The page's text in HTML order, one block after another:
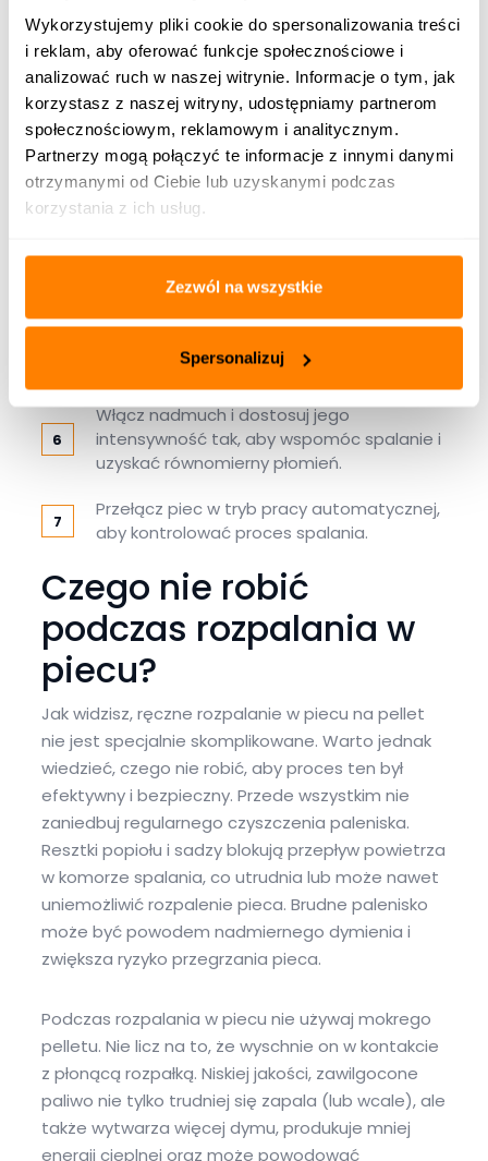
Wykorzystujemy pliki cookie do spersonalizowania treści
i reklam, aby oferować funkcje społecznościowe i
analizować ruch w naszej witrynie. Informacje o tym, jak
korzystasz z naszej witryny, udostępniamy partnerom
społecznościowym, reklamowym i analitycznym.
Partnerzy mogą połączyć te informacje z innymi danymi
otrzymanymi od Ciebie lub uzyskanymi podczas
korzystania z ich usług.
Zezwól na wszystkie
Spersonalizuj
Przestaw piec w tryb pracy manualnej.
Sprawdź stan pieca, a zwłaszcza paleniska.
Usuń z niego zanieczyszczenia, popiół i
sadzę. Upewnij się, że w podajniku znajduje
się odpowiednia ilość pelletu.
Wsyp do paleniska niewielką ilość suchego,
dobrej jakości pelletu.
Na pellecie umieść niewielką ilość
odpowiedniej rozpałki, a następnie podpal
ją zapalniczką lub zapałkami.
trochę pelletu.
Włącz nadmuch i dostosuj jego
intensywność tak, aby wspomóc spalanie i
uzyskać równomierny płomień.
Przełącz piec w tryb pracy automatycznej,
aby kontrolować proces spalania.
Czego nie robić
podczas rozpalania w
piecu?
Jak widzisz, ręczne rozpalanie w piecu na pellet
nie jest specjalnie skomplikowane. Warto jednak
wiedzieć, czego nie robić, aby proces ten był
efektywny i bezpieczny. Przede wszystkim nie
zaniedbuj regularnego czyszczenia paleniska.
Resztki popiołu i sadzy blokują przepływ powietrza
w komorze spalania, co utrudnia lub może nawet
uniemożliwić rozpalenie pieca. Brudne palenisko
może być powodem nadmiernego dymienia i
zwiększa ryzyko przegrzania pieca.
Podczas rozpalania w piecu nie używaj mokrego
pelletu. Nie licz na to, że wyschnie on w kontakcie
z płonącą rozpałką. Niskiej jakości, zawilgocone
paliwo nie tylko trudniej się zapala (lub wcale), ale
także wytwarza więcej dymu, produkuje mniej
energii cieplnej oraz może powodować